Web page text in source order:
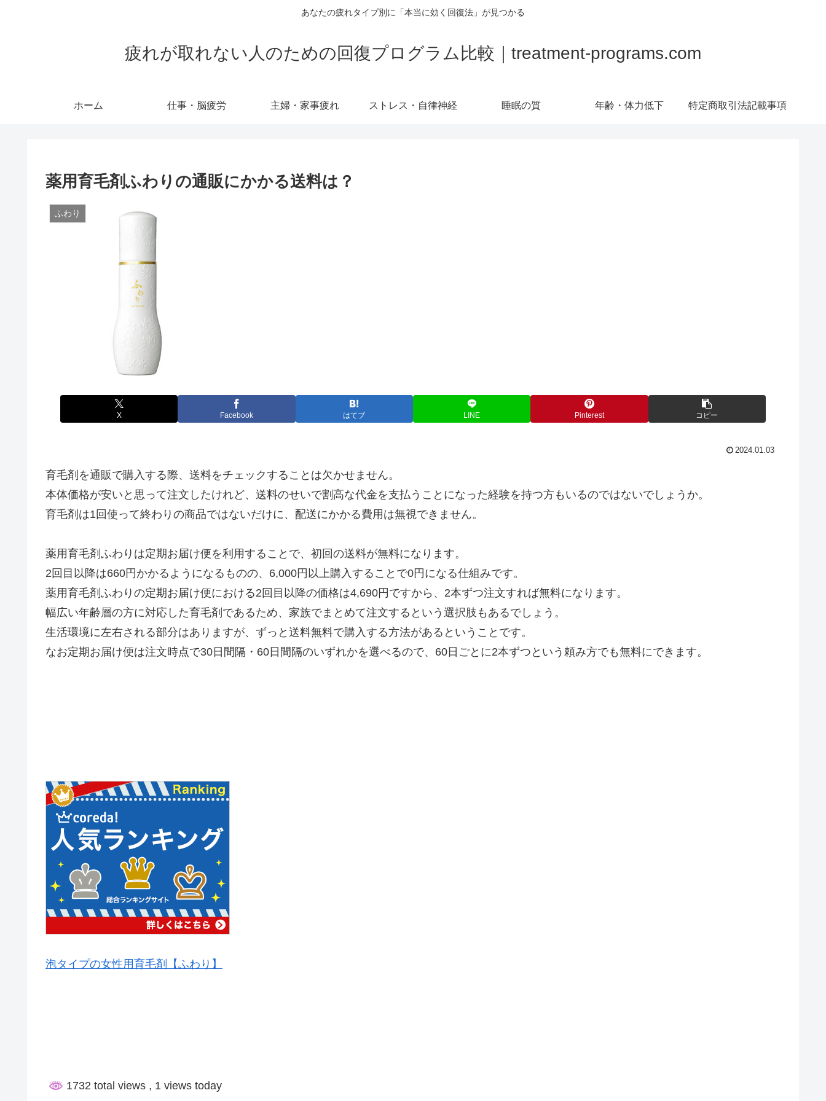
あなたの疲れタイプ別に「本当に効く回復法」が見つかる
疲れが取れない人のための回復プログラム比較｜treatment-programs.com
ホーム 仕事・脳疲労 主婦・家事疲れ ストレス・自律神経 睡眠の質 年齢・体力低下 特定商取引法記載事項
薬用育毛剤ふわりの通販にかかる送料は？
ふわり
X Facebook はてブ LINE Pinterest コピー
2024.01.03
育毛剤を通販で購入する際、送料をチェックすることは欠かせません。
本体価格が安いと思って注文したけれど、送料のせいで割高な代金を支払うことになった経験を持つ方もいるのではないでしょうか。
育毛剤は1回使って終わりの商品ではないだけに、配送にかかる費用は無視できません。
薬用育毛剤ふわりは定期お届け便を利用することで、初回の送料が無料になります。
2回目以降は660円かかるようになるものの、6,000円以上購入することで0円になる仕組みです。
薬用育毛剤ふわりの定期お届け便における2回目以降の価格は4,690円ですから、2本ずつ注文すれば無料になります。
幅広い年齢層の方に対応した育毛剤であるため、家族でまとめて注文するという選択肢もあるでしょう。
生活環境に左右される部分はありますが、ずっと送料無料で購入する方法があるということです。
なお定期お届け便は注文時点で30日間隔・60日間隔のいずれかを選べるので、60日ごとに2本ずつという頼み方でも無料にできます。
泡タイプの女性用育毛剤【ふわり】
1732 total views , 1 views today